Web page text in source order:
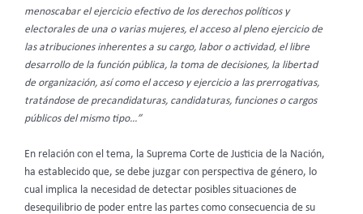
menoscabar el ejercicio efectivo de los derechos políticos y
electorales de una o varias mujeres, el acceso al pleno ejercicio de
las atribuciones inherentes a su cargo, labor o actividad, el libre
desarrollo de la función pública, la toma de decisiones, la libertad
de organización, así como el acceso y ejercicio a las prerrogativas,
tratándose de precandidaturas, candidaturas, funciones o cargos
públicos del mismo tipo…”
En relación con el tema, la Suprema Corte de Justicia de la Nación,
ha establecido que, se debe juzgar con perspectiva de género, lo
cual implica la necesidad de detectar posibles situaciones de
desequilibrio de poder entre las partes como consecuencia de su